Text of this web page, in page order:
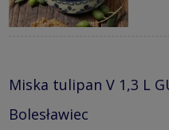
Miska tulipan V 1,3 L
Bolesławiec